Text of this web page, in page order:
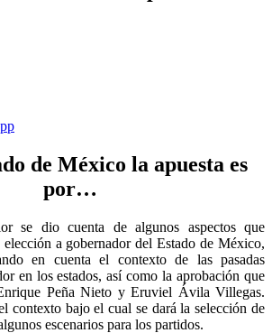
de México la apuesta es
por…
se dio cuenta de algunos aspectos que
a gobernador del Estado de México,
en cuenta el contexto de las pasadas
en los estados, así como la aprobación que
Peña Nieto y Eruviel Ávila Villegas.
contexto bajo el cual se dará la selección de
escenarios para los partidos.